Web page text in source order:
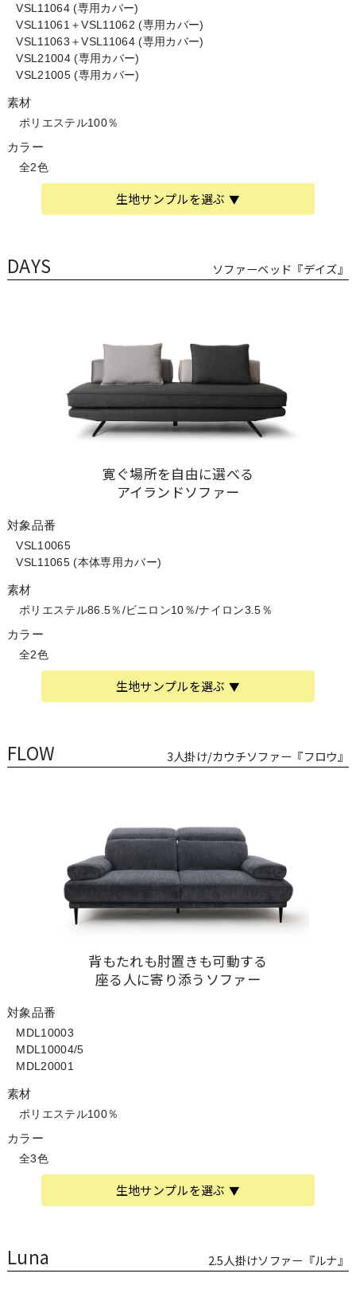
VSL11064 (専用カバー)
VSL11061＋VSL11062 (専用カバー)
VSL11063＋VSL11064 (専用カバー)
VSL21004 (専用カバー)
VSL21005 (専用カバー)
素材
ポリエステル100％
カラー
全2色
生地サンプルを選ぶ
DAYS ソファーベッド『デイズ』
寛ぐ場所を自由に選べる
アイランドソファー
対象品番
VSL10065
VSL11065 (本体専用カバー)
素材
ポリエステル86.5％/ビニロン10％/ナイロン3.5％
カラー
全2色
生地サンプルを選ぶ
FLOW 3人掛け/カウチソファー『フロウ』
背もたれも肘置きも可動する
座る人に寄り添うソファー
対象品番
MDL10003
MDL10004/5
MDL20001
素材
ポリエステル100％
カラー
全3色
生地サンプルを選ぶ
Luna 2.5人掛けソファー『ルナ』